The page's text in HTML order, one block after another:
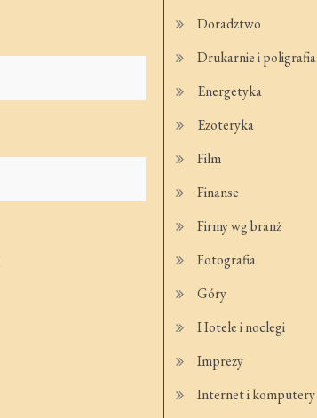
Doradztwo
Drukarnie i poligrafia
Energetyka
Ezoteryka
Film
Finanse
Firmy wg branż
Fotografia
Góry
Hotele i noclegi
Imprezy
Internet i komputery